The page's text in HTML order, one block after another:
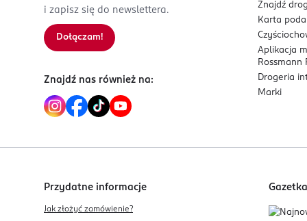
i zapisz się do newslettera.
Dołączam!
Znajdź nas również na:
Znajdź
Karta
Aplikacja
Rossmann
Drogeria
Marki
Przydatne informacje
Jak złożyć zamówienie?
Gazetka